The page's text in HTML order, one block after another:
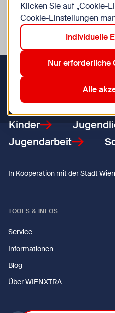
Veranstaltungen in
Aktive Filter: 12. Meidling
Zurücksetzen
Zurück zur Startseite
Kinder
Jugendarbeit
In Kooperation mit der Stadt Wien
TOOLS & INFOS
Service
Informationen
Blog
Über WIENXTRA
Klicken Sie auf „Cookie-
Cookie-Einstellungen
Individuelle
Nur erforderliche
Alle